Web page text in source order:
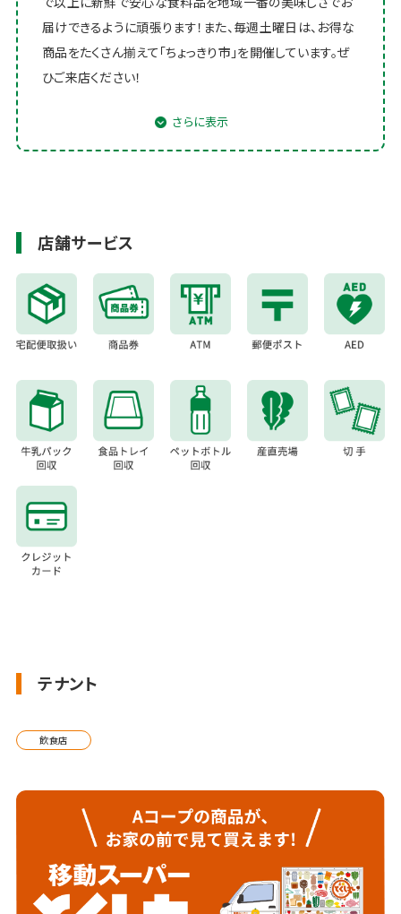
届けできるように頑張ります！また、毎週土曜日は、お得な
商品をたくさん揃えて「ちょっきり市」を開催しています。ぜ
ひご来店ください！
店舗サービス
テナント
飲食店